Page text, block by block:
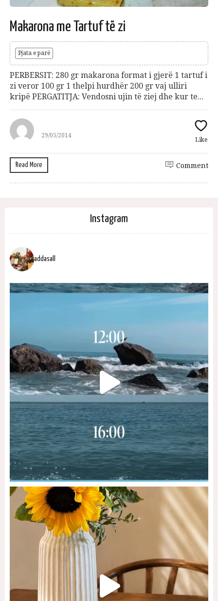
Makarona me Tartuf të zi
Pjata e parë
PERBERSIT: 280 gr makarona format i gjerë 1 tartuf i
zi veror 100 gr 1 thelpi hurdhër 200 gr vaj ulliri
kripë PERGATITJA: Vendosni ujin të ziej dhe kur te...
29/05/2014
Like
Read More Comment
Instagram
addasall